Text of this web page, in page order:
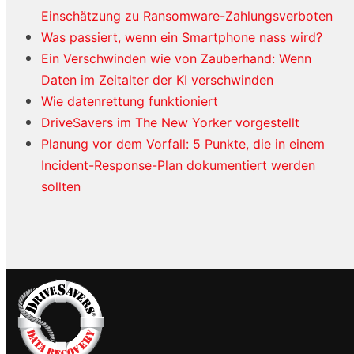
Einschätzung zu Ransomware-Zahlungsverboten
Was passiert, wenn ein Smartphone nass wird?
Ein Verschwinden wie von Zauberhand: Wenn
Daten im Zeitalter der KI verschwinden
Wie datenrettung funktioniert
DriveSavers im The New Yorker vorgestellt
Planung vor dem Vorfall: 5 Punkte, die in einem
Incident-Response-Plan dokumentiert werden
sollten